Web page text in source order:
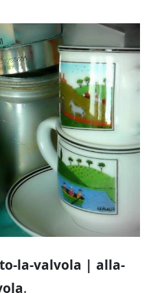
la-valvola | alla-
.